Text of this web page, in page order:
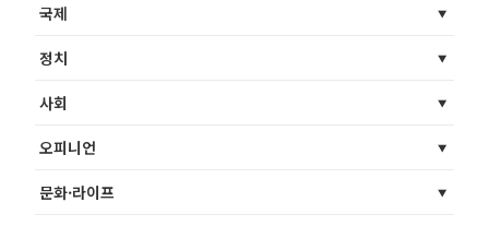
국제
정치
사회
오피니언
문화·라이프